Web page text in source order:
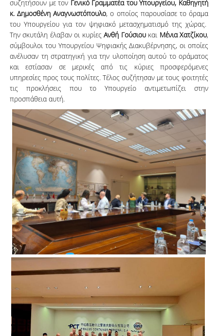
συζητήσουν με τον Γενικό Γραμματέα του Υπουργείου, Καθηγητή
κ. Δημοσθένη Αναγνωστόπουλο, ο οποίος παρουσίασε το όραμα
του Υπουργείου για τον ψηφιακό μετασχηματισμό της χώρας.
Την σκυτάλη έλαβαν οι κυρίεςΑνθή Γούσιουκαι Μένια Χατζίκου,
σύμβουλοι του Υπουργείου Ψηφιακής Διακυβέρνησης, οι οποίες
ανέλυσαν τη στρατηγική για την υλοποίηση αυτού το οράματος
και εστίασαν σε μερικές από τις κύριες προσφερόμενες
υπηρεσίες προς τους πολίτες. Τέλος συζήτησαν με τους φοιτητές
τις προκλήσεις που το Υπουργείο αντιμετωπίζει στην
προσπάθεια αυτή.